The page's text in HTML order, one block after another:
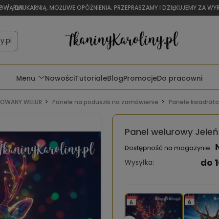
/ PLN
DRUKARNIĄ. MOŻLIWE OPÓŹNIENIA. PRZEPRASZAMY I DZIĘKUJEMY ZA
Menu NowościTutorialeBlogPromocjeDo pracowni
WELUR Panele na poduszki na zamówienie Panele
Panel welurowy
Dostępność na magazynie:
Wysyłka: do